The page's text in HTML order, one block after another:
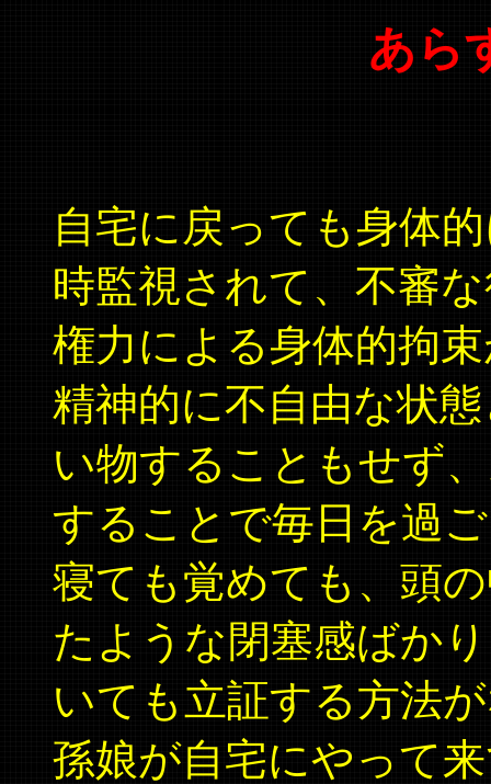
あら
自宅に戻っても身体
時監視されて、不審
権力による身体的拘
精神的に不自由な状
い物することもせず
することで毎日を過
寝ても覚めても、頭
たような閉塞感ばか
いても立証する方法
孫娘が自宅にやって